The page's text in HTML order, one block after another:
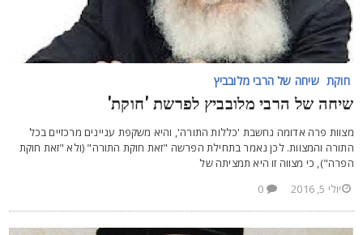
חוקת שיחה של הרבי מלובביץ
של הרבי מלובביץ לפרשת 'חוקת'
פרה אדומה נחשבת 'כללות התורה', והיא משקפת עניינים מרכזיים בכל
והמצוות. לכן נאמר בתחילת הפרשה "זאת חוקת התורה" (ולא "זאת חוקת
כי מצווה זו היא תמציתה של
יולי 5, 2016
0